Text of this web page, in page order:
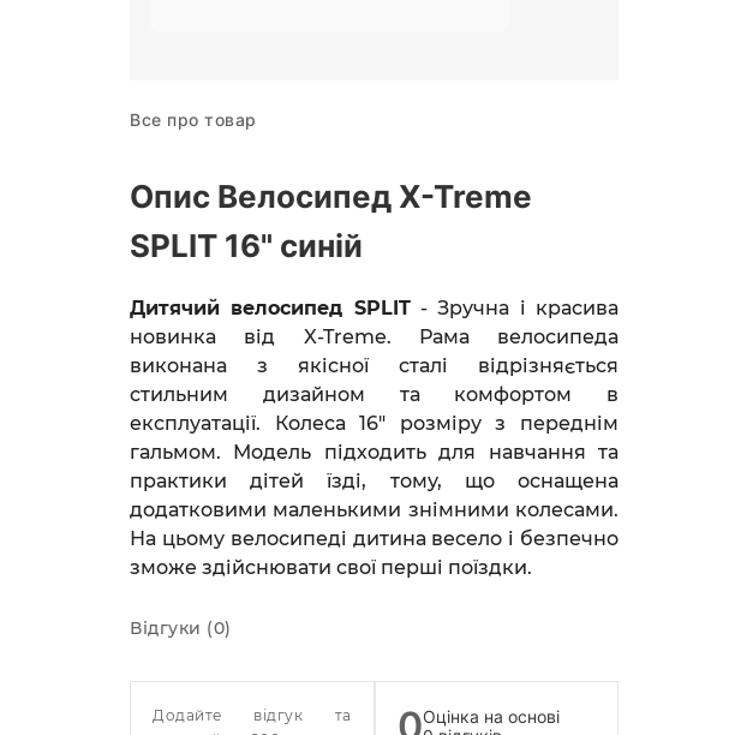
Все про товар
Опис Велосипед X-Treme
SPLIT 16" синій
Дитячий велосипед SPLIT - Зручна і красива
новинка від X-Treme.
Рама велосипеда
виконана з якісної сталі відрізняється
стильним дизайном та комфортом в
експлуатації. Колеса 16" розміру з переднім
гальмом. Модель підходить для навчання та
практики дітей їзді, тому, що оснащена
додатковими маленькими знімними колесами.
На цьому велосипеді дитина весело і безпечно
зможе здійснювати свої перші поїздки.
Відгуки (0)
Додайте відгук та
Оцінка на основі